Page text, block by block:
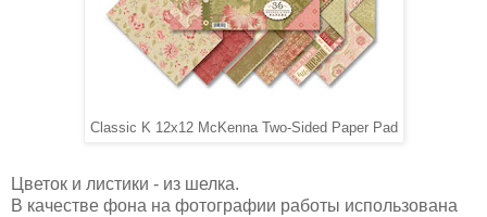
Classic K 12x12 McKenna Two-Sided Paper Pad
Цветок и листики - из шелка.
В качестве фона на фотографии работы использована